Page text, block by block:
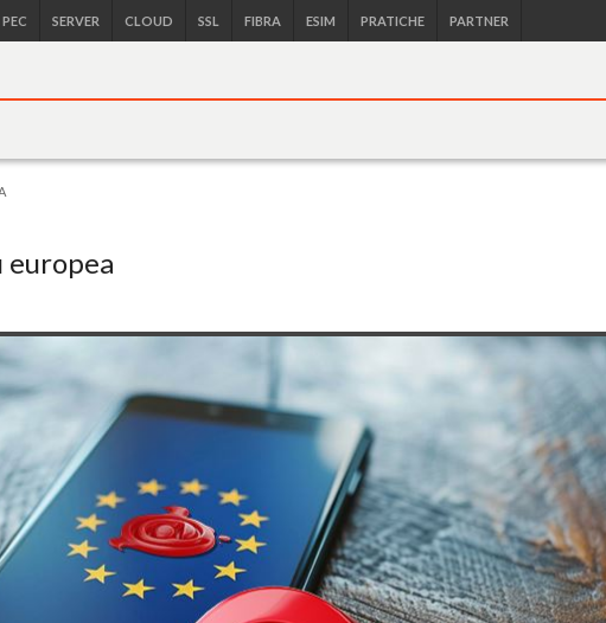
PEC SERVER CLOUD SSL FIBRA ESIM PRATICHE PARTNER
europea